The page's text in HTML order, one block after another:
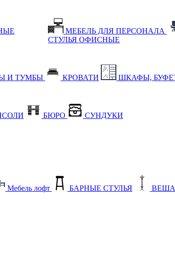
МЕБЕЛЬ ДЛЯ ПЕРСОНАЛА
СТУЛЬЯ ОФИСНЫЕ
И ТУМБЫ КРОВАТИ ШКАФЫ,
БЮРО СУНДУКИ
Мебель лофт БАРНЫЕ СТУЛЬЯ